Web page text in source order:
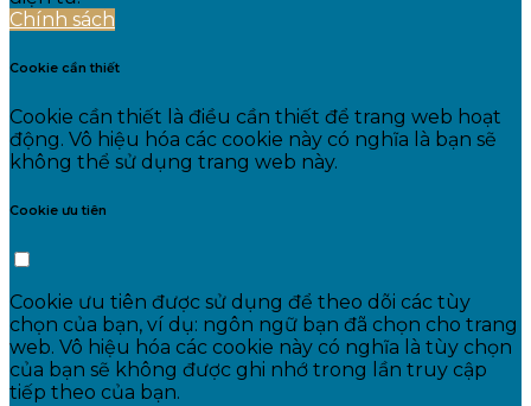
Chính sách
Cookie cần thiết
Cookie cần thiết là điều cần thiết để trang web hoạt
động. Vô hiệu hóa các cookie này có nghĩa là bạn sẽ
không thể sử dụng trang web này.
Cookie ưu tiên
Cookie ưu tiên được sử dụng để theo dõi các tùy
chọn của bạn, ví dụ: ngôn ngữ bạn đã chọn cho trang
web. Vô hiệu hóa các cookie này có nghĩa là tùy chọn
của bạn sẽ không được ghi nhớ trong lần truy cập
tiếp theo của bạn.